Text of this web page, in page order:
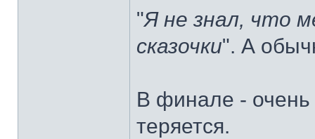
"Я не знал, что
сказочки". А
В финале - очень
теряется.